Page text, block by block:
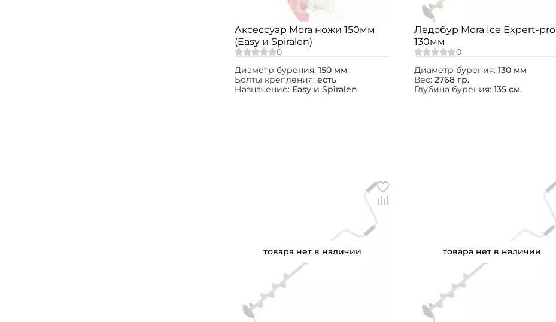
Аксессуар Mora ножи 150мм
(Easy и Spiralen)
Диаметр бурения: 150 мм
Болты крепления: есть
Назначение: Easy и Spiralen
Ледобур Mora Ice Expert-pro
130мм
Диаметр бурения: 130 мм
Вес: 2768 гр.
Глубина бурения: 135 см.
товара нет в наличии товара нет в наличии
Заполняя данную форму вы соглашаетесь на
обработку
персональных данных
Создать аккаунт